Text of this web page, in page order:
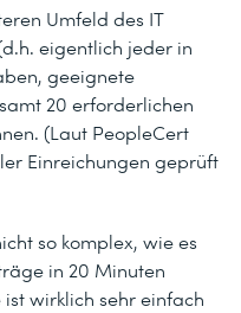
Umfeld des IT
eigentlich jeder in
geeignete
20 erforderlichen
(Laut PeopleCert
Einreichungen geprüft
so komplex, wie es
in 20 Minuten
wirklich sehr einfach